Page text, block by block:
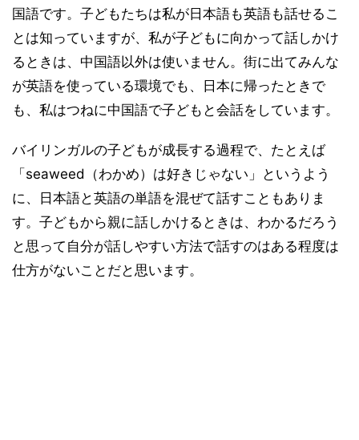
国語です。子どもたちは私が日本語も英語も話せるこ
とは知っていますが、私が子どもに向かって話しかけ
るときは、中国語以外は使いません。街に出てみんな
が英語を使っている環境でも、日本に帰ったときで
も、私はつねに中国語で子どもと会話をしています。
バイリンガルの子どもが成長する過程で、たとえば
「seaweed（わかめ）は好きじゃない」というよう
に、日本語と英語の単語を混ぜて話すこともありま
す。子どもから親に話しかけるときは、わかるだろう
と思って自分が話しやすい方法で話すのはある程度は
仕方がないことだと思います。